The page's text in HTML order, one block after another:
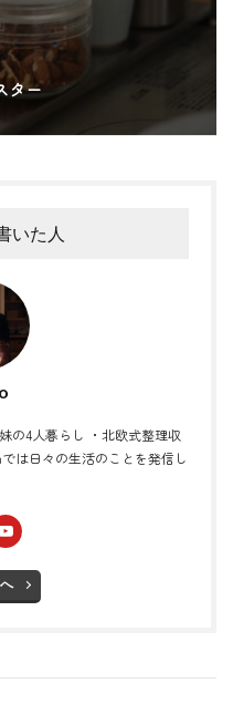
ター
いた人
の4人暮らし ・北欧式整理収
は日々の生活のことを発信し